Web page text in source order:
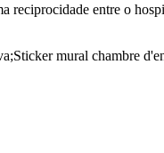
reciprocidade entre o
mural chambre